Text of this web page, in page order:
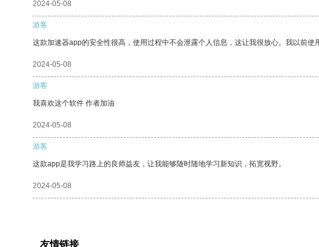
2024-05-08
游客
这款加速器app的安全性很高，使用过程中不会泄露个人信息，这让我很放心。我以前
2024-05-08
游客
我喜欢这个软件 作者加油
2024-05-08
游客
这款app是我学习路上的良师益友，让我能够随时随地学习新知识，拓宽视野。
2024-05-08
友情链接